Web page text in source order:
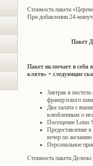
Стоимость пакета
При добавлении 24-
Пакет
Пакет включает в себя
клятв» + следующие
Завтрак в
французского
Два халата с
влюбленным о
Посещение Lotus
Предоставление
вечер по желанию
Персональное
Стоимость пакета